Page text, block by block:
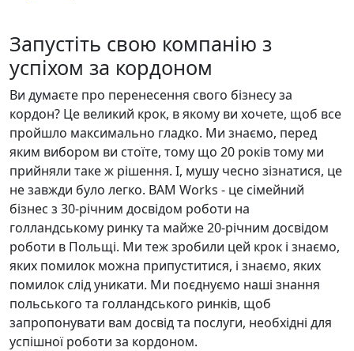
Запустіть свою компанію з
успіхом за кордоном
Ви думаєте про перенесення свого бізнесу за
кордон? Це великий крок, в якому ви хочете, щоб все
пройшло максимально гладко. Ми знаємо, перед
яким вибором ви стоїте, тому що 20 років тому ми
прийняли таке ж рішення. І, мушу чесно зізнатися, це
не завжди було легко. BAM Works - це сімейний
бізнес з 30-річним досвідом роботи на
голландському ринку та майже 20-річним досвідом
роботи в Польщі. Ми теж зробили цей крок і знаємо,
яких помилок можна припуститися, і знаємо, яких
помилок слід уникати. Ми поєднуємо наші знання
польського та голландського ринків, щоб
запропонувати вам досвід та послуги, необхідні для
успішної роботи за кордоном.